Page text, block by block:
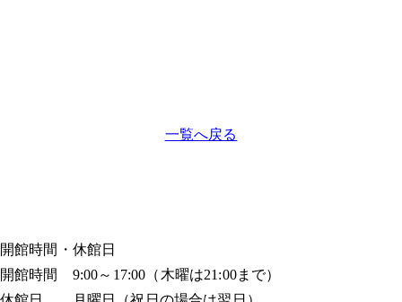
一覧へ戻る
開館時間・休館日
開館時間 9:00～17:00（木曜は21:00まで）